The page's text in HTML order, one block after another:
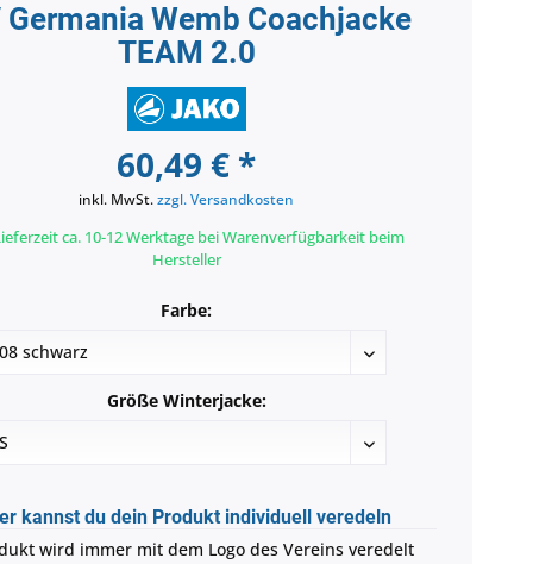
Germania Wemb Coachjacke
TEAM 2.0
60,49 € *
inkl. MwSt.zzgl. Versandkosten
ca. 10-12 Werktage bei Warenverfügbarkeit beim
Hersteller
Farbe:
Größe Winterjacke:
kannst du dein Produkt individuell veredeln
wird immer mit dem Logo des Vereins veredelt